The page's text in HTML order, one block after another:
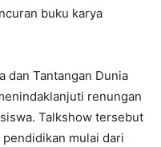
buku karya
dan Tantangan Dunia
renungan
Talkshow tersebut
mulai dari